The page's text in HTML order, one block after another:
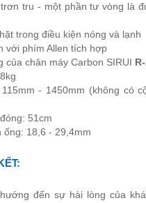
tru - một phần tư vòng là
trong điều kiện nóng và lạnh
với phím Allen tích hợp
của chân máy Carbon SIRUI
- 1450mm (không có
51cm
18,6 - 29,4mm
đến sự hài lòng của